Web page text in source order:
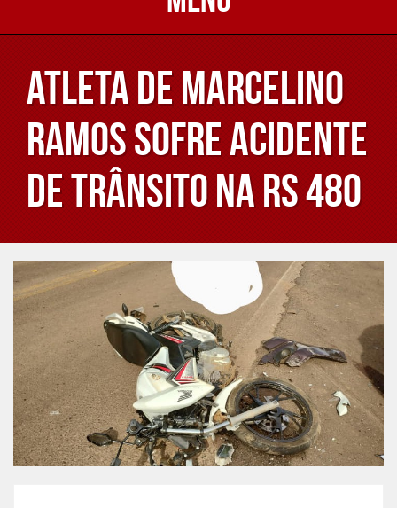
Atleta de Marcelino
Ramos sofre acidente
de trânsito na RS 480